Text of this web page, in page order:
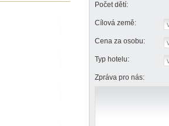
Počet dětí:
Cílová země:
Cena za osobu:
Typ hotelu:
Zpráva pro nás: